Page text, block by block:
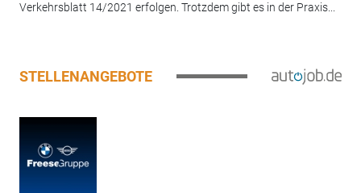
Verkehrsblatt 14/2021 erfolgen. Trotzdem gibt es in der Praxis...
STELLENANGEBOTE